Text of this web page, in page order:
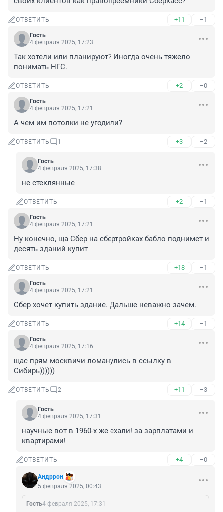
ОТВЕТИТЬ +11 –1
Гость
4 февраля 2025, 17:23
Так хотели или планируют? Иногда очень тяжело
понимать НГС.
ОТВЕТИТЬ +2 –0
Гость
4 февраля 2025, 17:21
А чем им потолки не угодили?
ОТВЕТИТЬ 1 +3 –2
Гость
4 февраля 2025, 17:38
не стеклянные
ОТВЕТИТЬ +2 –1
Гость
4 февраля 2025, 17:21
Ну конечно, ща Сбер на сбертройках бабло поднимет и
десять зданий купит
ОТВЕТИТЬ +18 –1
Гость
4 февраля 2025, 17:21
Сбер хочет купить здание. Дальше неважно зачем.
ОТВЕТИТЬ +14 –1
Гость
4 февраля 2025, 17:16
щас прям москвичи ломанулись в ссылку в
Сибирь))))))
ОТВЕТИТЬ 2 +11 –3
Гость
4 февраля 2025, 17:31
научные вот в 1960-х же ехали! за зарплатами и
квартирами!
ОТВЕТИТЬ +4 –0
Андррон
5 февраля 2025, 00:43
Гость4 февраля 2025, 17:31